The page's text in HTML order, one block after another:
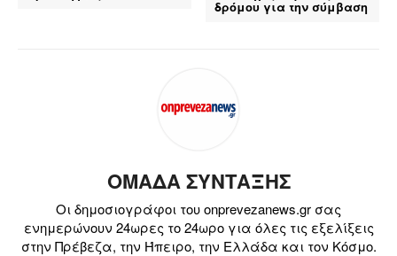
δρόμου για την σύμβαση
ΟΜΑΔΑ ΣΥΝΤΑΞΗΣ
Οι δημοσιογράφοι του onprevezanews.gr σας
ενημερώνουν 24ωρες το 24ωρο για όλες τις εξελίξεις
στην Πρέβεζα, την Ήπειρο, την Ελλάδα και τον Κόσμο.